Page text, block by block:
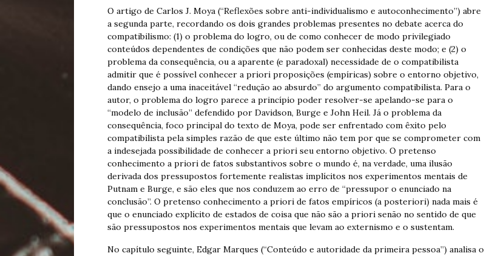
O artigo de Carlos J. Moya (“Reflexões sobre anti-individualismo e autoconhecimento”) abre
a segunda parte, recordando os dois grandes problemas presentes no debate acerca do
compatibilismo: (1) o problema do logro, ou de como conhecer de modo privilegiado
conteúdos dependentes de condições que não podem ser conhecidas deste modo; e (2) o
problema da consequência, ou a aparente (e paradoxal) necessidade de o compatibilista
admitir que é possível conhecer a priori proposições (empíricas) sobre o entorno objetivo,
dando ensejo a uma inaceitável “redução ao absurdo” do argumento compatibilista. Para o
autor, o problema do logro parece a princípio poder resolver-se apelando-se para o
“modelo de inclusão” defendido por Davidson, Burge e John Heil. Já o problema da
consequência, foco principal do texto de Moya, pode ser enfrentado com êxito pelo
compatibilista pela simples razão de que este último não tem por que se comprometer com
a indesejada possibilidade de conhecer a priori seu entorno objetivo. O pretenso
conhecimento a priori de fatos substantivos sobre o mundo é, na verdade, uma ilusão
derivada dos pressupostos fortemente realistas implícitos nos experimentos mentais de
Putnam e Burge, e são eles que nos conduzem ao erro de “pressupor o enunciado na
conclusão”. O pretenso conhecimento a priori de fatos empíricos (a posteriori) nada mais é
que o enunciado explícito de estados de coisa que não são a priori senão no sentido de que
são pressupostos nos experimentos mentais que levam ao externismo e o sustentam.
No capítulo seguinte, Edgar Marques (“Conteúdo e autoridade da primeira pessoa”) analisa o